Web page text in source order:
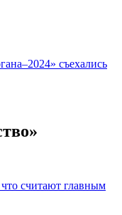
съехались
считают главным